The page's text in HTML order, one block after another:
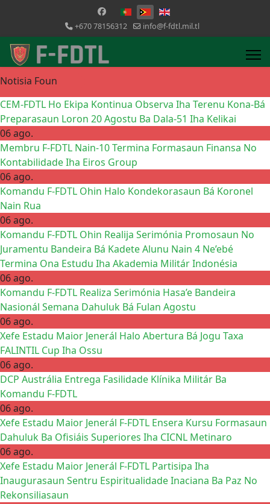
Selecione o seu idioma
+670 78156312 info@f-fdtl.mil.tl
Notisia Foun
CEM-FDTL Ho Ekipa Kontinua Observa Iha Terenu Kona-Bá
Preparasaun Loron 20 Agostu Ba Dala-51 Iha Kelikai
06 ago.
Membru F-FDTL Nain-10 Termina Formasaun Finansa No
Kontabilidade Iha Eiros Group
06 ago.
Komandu F-FDTL Ohin Halo Kondekorasaun Bá Koronel
Nain Rua
06 ago.
Komandu F-FDTL Ohin Realija Serimónia Promosaun No
Juramentu Bandeira Bá Kadete Alunu Nain 4 Ne’ebé
Termina Ona Estudu Iha Akademia Militár Indonésia
06 ago.
Komandu F-FDTL Realiza Serimónia Hasa’e Bandeira
Nasionál Semana Dahuluk Bá Fulan Agostu
06 ago.
Xefe Estadu Maior Jenerál Halo Abertura Bá Jogu Taxa
FALINTIL Cup Iha Ossu
06 ago.
DCP Austrália Entrega Fasilidade Klínika Militár Ba
Komandu F-FDTL
06 ago.
Xefe Estadu Maior Jenerál F-FDTL Ensera Kursu Formasaun
Dahuluk Ba Ofisiáis Superiores Iha CICNL Metinaro
06 ago.
Xefe Estadu Maior Jenerál F-FDTL Partisipa Iha
Inaugurasaun Sentru Espiritualidade Inaciana Ba Paz No
Rekonsiliasaun